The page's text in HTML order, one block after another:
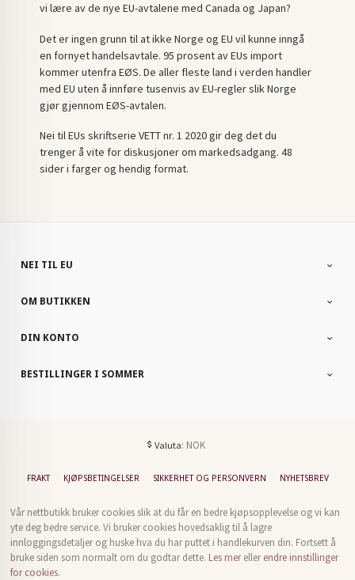
vi lære av de nye EU-avtalene med Canada og Japan?
Det er ingen grunn til at ikke Norge og EU vil kunne inngå
en fornyet handelsavtale. 95 prosent av EUs import
kommer utenfra EØS. De aller fleste land i verden handler
med EU uten å innføre tusenvis av EU-regler slik Norge
gjør gjennom EØS-avtalen.
Nei til EUs skriftserie VETT nr. 1 2020 gir deg det du
trenger å vite for diskusjoner om markedsadgang. 48
sider i farger og hendig format.
NEI TIL EU
OM BUTIKKEN
DIN KONTO
BESTILLINGER I SOMMER
Valuta: NOK
FRAKT KJØPSBETINGELSER SIKKERHET OG PERSONVERN NYHETSBREV
Vår nettbutikk bruker cookies slik at du får en bedre kjøpsopplevelse og vi kan
yte deg bedre service. Vi bruker cookies hovedsaklig til å lagre
innloggingsdetaljer og huske hva du har puttet i handlekurven din. Fortsett å
bruke siden som normalt om du godtar dette. Les merellerendre innstillinger
for cookies.